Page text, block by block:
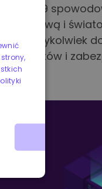
COVID-19
krajową i
niż kiedykolwiek
środków i